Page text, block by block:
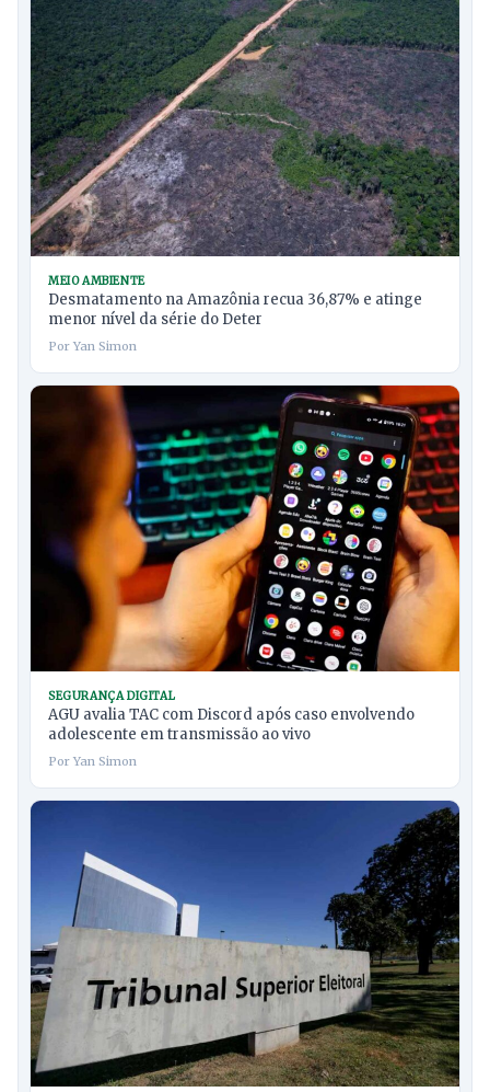
MEIO AMBIENTE
Desmatamento na Amazônia recua 36,87% e atinge
menor nível da série do Deter
Por Yan Simon
SEGURANÇA DIGITAL
AGU avalia TAC com Discord após caso envolvendo
adolescente em transmissão ao vivo
Por Yan Simon